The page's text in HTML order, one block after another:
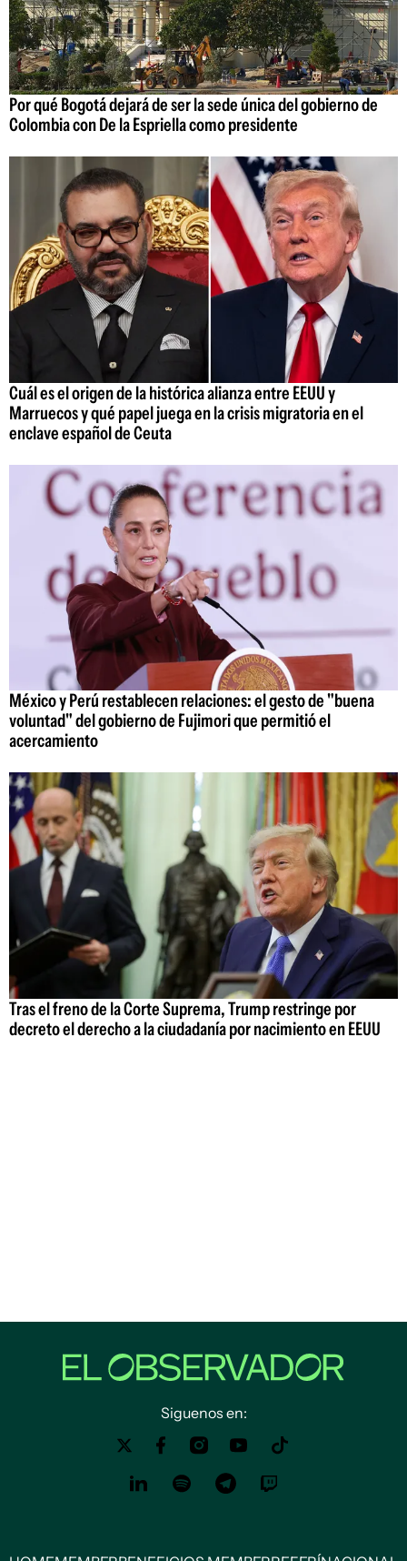
Por qué Bogotá dejará de ser la sede única del gobierno de
Colombia con De la Espriella como presidente
Cuál es el origen de la histórica alianza entre EEUU y
Marruecos y qué papel juega en la crisis migratoria en el
enclave español de Ceuta
México y Perú restablecen relaciones: el gesto de "buena
voluntad" del gobierno de Fujimori que permitió el
acercamiento
Tras el freno de la Corte Suprema, Trump restringe por
decreto el derecho a la ciudadanía por nacimiento en EEUU
Siguenos en: